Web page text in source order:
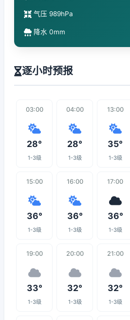
气压 989hPa
降水 0mm
逐小时预报
03:00
28°
1-3级
04:00
28°
1-3级
13:00
35°
1-3级
15:00
36°
1-3级
16:00
36°
1-3级
17:00
36°
1-3级
19:00
33°
1-3级
20:00
32°
1-3级
21:00
32°
1-3级